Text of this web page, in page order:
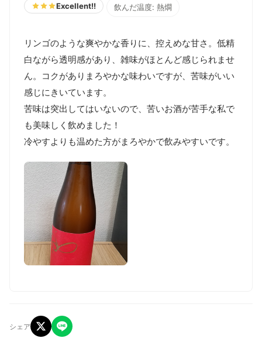
Excellent!! 飲んだ温度: 熱燗
リンゴのような爽やかな香りに、控えめな甘さ。低精
白ながら透明感があり、雑味がほとんど感じられませ
ん。コクがありまろやかな味わいですが、苦味がいい
感じにきいています。
苦味は突出してはいないので、苦いお酒が苦手な私で
も美味しく飲めました！
冷やすよりも温めた方がまろやかで飲みやすいです。
シェア